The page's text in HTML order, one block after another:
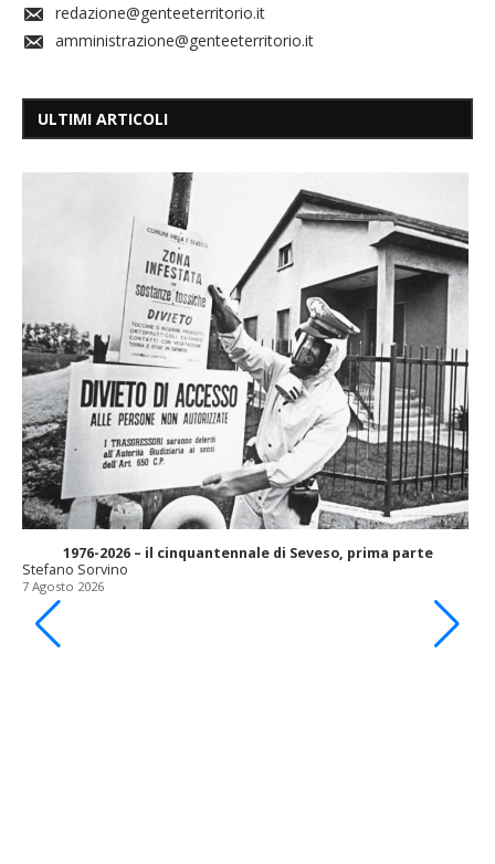
redazione@genteeterritorio.it
amministrazione@genteeterritorio.it
ULTIMI ARTICOLI
1976-2026 – il cinquantennale di Seveso, prima parte
Stefano Sorvino
7 Agosto 2026